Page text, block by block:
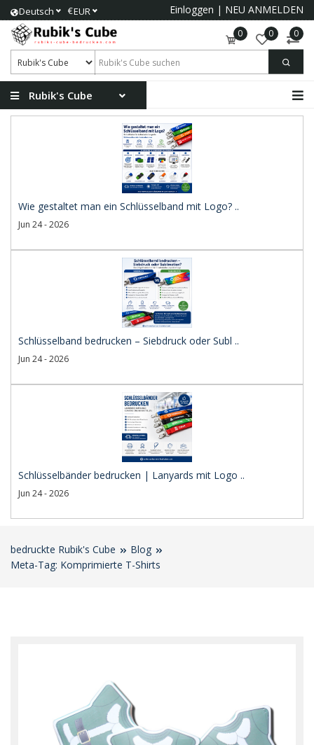
Deutsch €EUR Einloggen | NEU ANMELDEN
0 0 0
Rubik's Cube
Wie gestaltet man ein Schlüsselband mit Logo? ..
Jun 24 - 2026
Schlüsselband bedrucken – Siebdruck oder Subl ..
Jun 24 - 2026
Schlüsselbänder bedrucken | Lanyards mit Logo ..
Jun 24 - 2026
bedruckte Rubik's Cube
Blog
Meta-Tag: Komprimierte T-Shirts